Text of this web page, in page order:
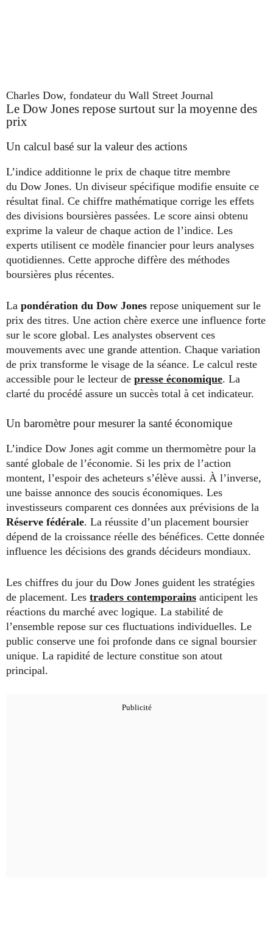
Charles Dow, fondateur du Wall Street Journal
Le Dow Jones repose surtout sur la moyenne des
prix
Un calcul basé sur la valeur des actions
L’indice additionne le prix de chaque titre membre
du Dow Jones. Un diviseur spécifique modifie ensuite ce
résultat final. Ce chiffre mathématique corrige les effets
des divisions boursières passées. Le score ainsi obtenu
exprime la valeur de chaque action de l’indice. Les
experts utilisent ce modèle financier pour leurs analyses
quotidiennes. Cette approche diffère des méthodes
boursières plus récentes.
La pondération du Dow Jones repose uniquement sur le
prix des titres. Une action chère exerce une influence forte
sur le score global. Les analystes observent ces
mouvements avec une grande attention. Chaque variation
de prix transforme le visage de la séance. Le calcul reste
accessible pour le lecteur de presse économique. La
clarté du procédé assure un succès total à cet indicateur.
Un baromètre pour mesurer la santé économique
L’indice Dow Jones agit comme un thermomètre pour la
santé globale de l’économie. Si les prix de l’action
montent, l’espoir des acheteurs s’élève aussi. À l’inverse,
une baisse annonce des soucis économiques. Les
investisseurs comparent ces données aux prévisions de la
Réserve fédérale. La réussite d’un placement boursier
dépend de la croissance réelle des bénéfices. Cette donnée
influence les décisions des grands décideurs mondiaux.
Les chiffres du jour du Dow Jones guident les stratégies
de placement. Les traders contemporains anticipent les
réactions du marché avec logique. La stabilité de
l’ensemble repose sur ces fluctuations individuelles. Le
public conserve une foi profonde dans ce signal boursier
unique. La rapidité de lecture constitue son atout
principal.